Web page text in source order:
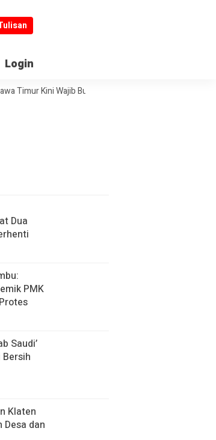
Login
Kini Wajib Buka Informasi
Dua
PMK
Saudi’
Bersih
Klaten
Desa dan